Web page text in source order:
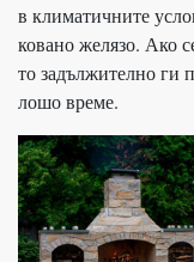
в климатичните
ковано желязо. Ако
то задължително ги
лошо време.